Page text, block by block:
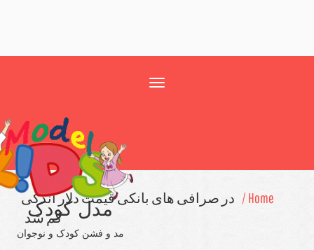
مدل کودک
مد و فشن کودک و نوجوان
در صرافی های بانكی قیمت دلار اندكی
كم شد